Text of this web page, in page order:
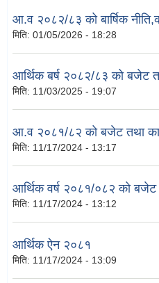
आ.व २०८२/८३ को बार्षिक
मिति: 01/05/2026 - 18:28
आर्थिक बर्ष २०८२/८३ को बजेट
मिति: 11/03/2025 - 19:07
आ.व २०८१/८२ को बजेट तथा
मिति: 11/17/2024 - 13:17
आर्थिक वर्ष २०८१/०८२ को बजेट
मिति: 11/17/2024 - 13:12
आर्थिक ऐन २०८१
मिति: 11/17/2024 - 13:09